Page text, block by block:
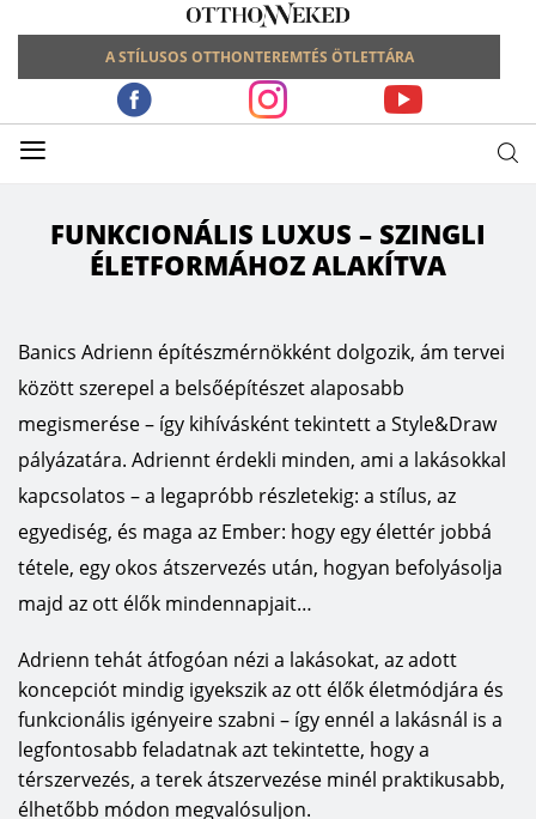
A STÍLUSOS OTTHONTEREMTÉS ÖTLETTÁRA
≡
FUNKCIONÁLIS LUXUS – SZINGLI
ÉLETFORMÁHOZ ALAKÍTVA
Banics Adrienn építészmérnökként dolgozik, ám tervei
között szerepel a belsőépítészet alaposabb
megismerése – így kihívásként tekintett a Style&Draw
pályázatára. Adriennt érdekli minden, ami a lakásokkal
kapcsolatos – a legapróbb részletekig: a stílus, az
egyediség, és maga az Ember: hogy egy élettér jobbá
tétele, egy okos átszervezés után, hogyan befolyásolja
majd az ott élők mindennapjait…
Adrienn tehát átfogóan nézi a lakásokat, az adott
koncepciót mindig igyekszik az ott élők életmódjára és
funkcionális igényeire szabni – így ennél a lakásnál is a
legfontosabb feladatnak azt tekintette, hogy a
térszervezés, a terek átszervezése minél praktikusabb,
élhetőbb módon megvalósuljon.